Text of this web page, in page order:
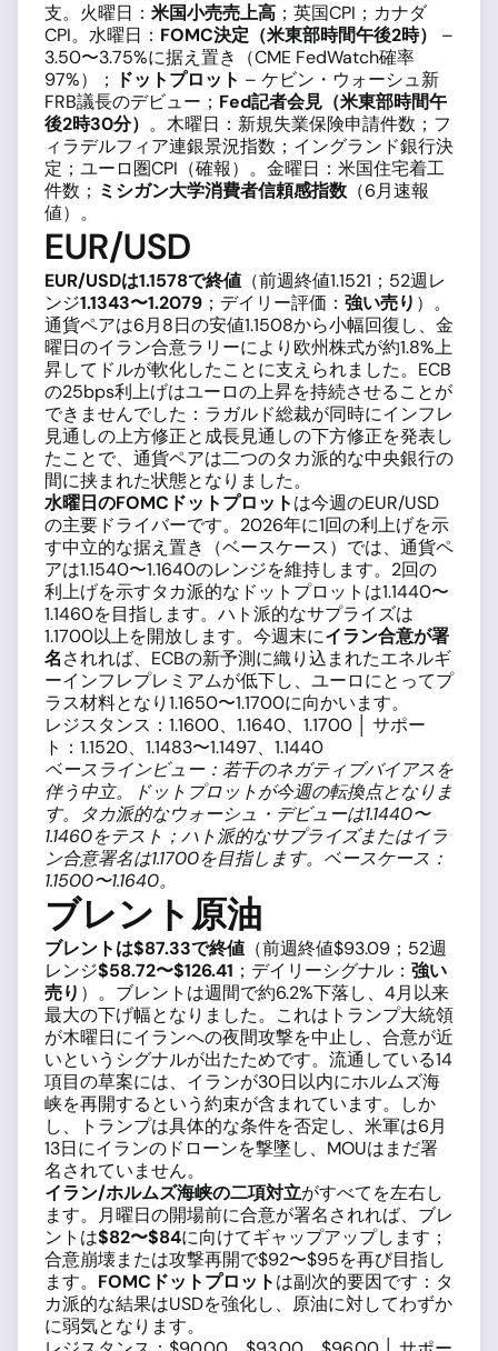
支。火曜日： 米国小売売上高 ；英国CPI；カナダ
CPI。水曜日： FOMC決定（米東部時間午後2時）
–
3.50〜3.75%に据え置き（CME FedWatch確率
97%）； ドットプロット – ケビン・ウォーシュ新
FRB議長のデビュー； Fed記者会見（米東部時間午
後2時30分） 。木曜日：新規失業保険申請件数；フ
ィラデルフィア連銀景況指数；イングランド銀行決
定；ユーロ圏CPI（確報）。金曜日：米国住宅着工
件数； ミシガン大学消費者信頼感指数（6月速報
値）。
EUR/USD
EUR/USDは1.1578で終値 （前週終値1.1521；52週レ
ンジ1.1343〜1.2079 ；デイリー評価： 強い売り ）。
通貨ペアは6月8日の安値1.1508から小幅回復し、金
曜日のイラン合意ラリーにより欧州株式が約1.8%上
昇してドルが軟化したことに支えられました。ECB
の25bps利上げはユーロの上昇を持続させることが
できませんでした：ラガルド総裁が同時にインフレ
見通しの上方修正と成長見通しの下方修正を発表し
たことで、通貨ペアは二つのタカ派的な中央銀行の
間に挟まれた状態となりました。
水曜日のFOMCドットプロットは今週のEUR/USD
の主要ドライバーです。2026年に1回の利上げを示
す中立的な据え置き（ベースケース）では、通貨ペ
アは1.1540〜1.1640のレンジを維持します。2回の
利上げを示すタカ派的なドットプロットは1.1440〜
1.1460を目指します。ハト派的なサプライズは
1.1700以上を開放します。今週末にイラン合意が署
名されれば、ECBの新予測に織り込まれたエネルギ
ーインフレプレミアムが低下し、ユーロにとってプ
ラス材料となり1.1650〜1.1700に向かいます。
レジスタンス：1.1600、1.1640、1.1700 │ サポー
ト：1.1520、1.1483〜1.1497、1.1440
ベースラインビュー：若干のネガティブバイアスを
伴う中立。ドットプロットが今週の転換点となりま
す。タカ派的なウォーシュ・デビューは1.1440〜
1.1460をテスト；ハト派的なサプライズまたはイラ
ン合意署名は1.1700を目指します。ベースケース：
1.1500〜1.1640。
ブレント原油
ブレントは$87.33で終値 （前週終値$93.09；52週
レンジ$58.72〜$126.41 ；デイリーシグナル： 強い
売り ）。ブレントは週間で約6.2%下落し、4月以来
最大の下げ幅となりました。これはトランプ大統領
が木曜日にイランへの夜間攻撃を中止し、合意が近
いというシグナルが出たためです。流通している14
項目の草案には、イランが30日以内にホルムズ海
峡を再開するという約束が含まれています。しか
し、トランプは具体的な条件を否定し、米軍は6月
13日にイランのドローンを撃墜し、MOUはまだ署
名されていません。
イラン/ホルムズ海峡の二項対立がすべてを左右し
ます。月曜日の開場前に合意が署名されれば、ブレ
ントは$82〜$84に向けてギャップアップします；
合意崩壊または攻撃再開で$92〜$95を再び目指し
ます。 FOMCドットプロットは副次的要因です：タ
カ派的な結果はUSDを強化し、原油に対してわずか
に弱気となります。